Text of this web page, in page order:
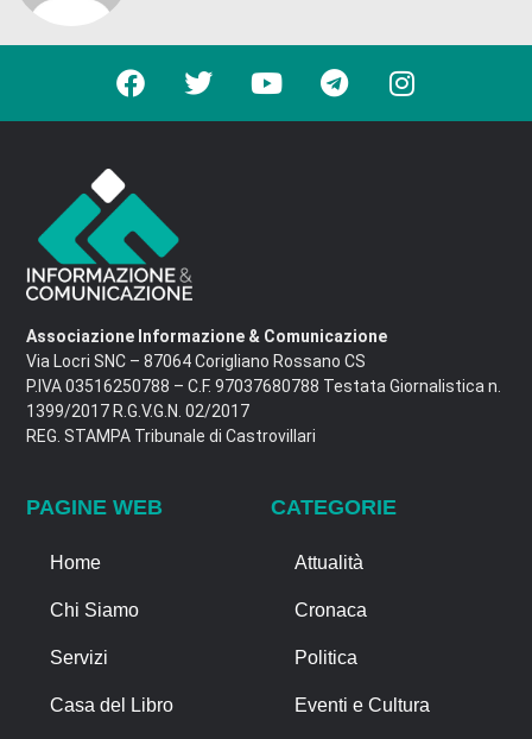
Associazione Informazione & Comunicazione
Via Locri SNC – 87064 Corigliano Rossano CS
P.IVA 03516250788 – C.F. 97037680788 Testata Giornalistica n.
1399/2017 R.G.V.G.N. 02/2017
REG. STAMPA Tribunale di Castrovillari
PAGINE WEB
Home
Chi Siamo
Servizi
Casa del Libro
CATEGORIE
Attualità
Cronaca
Politica
Eventi e Cultura